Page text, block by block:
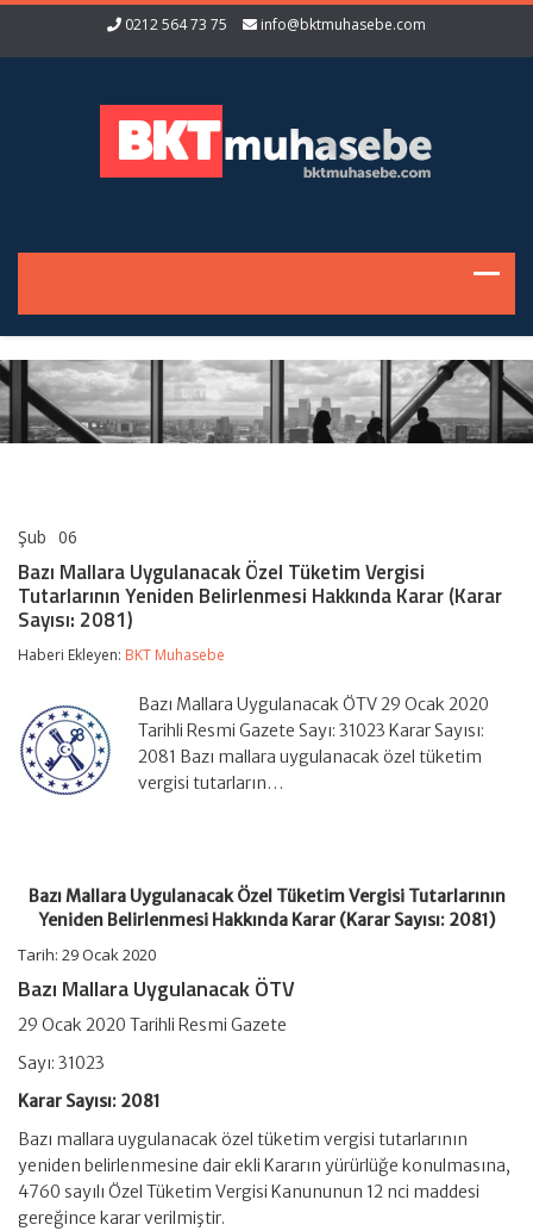
0212 564 73 75 info@bktmuhasebe.com
Şub 06
Uygulanacak
Özel
Tüketim
Tutarlarının
Belirlenmesi
Hakkında
Karar
(Karar
Sayısı:
Bazı Mallara Uygulanacak Özel Tüketim Vergisi
Tutarlarının Yeniden Belirlenmesi Hakkında Karar (Karar
Sayısı: 2081)
Haberi Ekleyen: BKT Muhasebe
Bazı Mallara Uygulanacak ÖTV 29 Ocak 2020
Tarihli Resmi Gazete Sayı: 31023 Karar Sayısı:
2081 Bazı mallara uygulanacak özel tüketim
vergisi tutarların…
Bazı Mallara Uygulanacak Özel Tüketim Vergisi Tutarlarının
Yeniden Belirlenmesi Hakkında Karar (Karar Sayısı: 2081)
Tarih: 29 Ocak 2020
Bazı Mallara Uygulanacak ÖTV
29 Ocak 2020 Tarihli Resmi Gazete
Sayı: 31023
Karar Sayısı: 2081
Bazı mallara uygulanacak özel tüketim vergisi tutarlarının
yeniden belirlenmesine dair ekli Kararın yürürlüğe konulmasına,
4760 sayılı Özel Tüketim Vergisi Kanununun 12 nci maddesi
gereğince karar verilmiştir.